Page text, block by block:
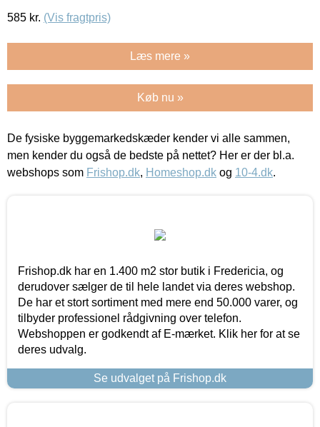
585 kr. (Vis fragtpris)
Læs mere »
Køb nu »
De fysiske byggemarkedskæder kender vi alle sammen,
men kender du også de bedste på nettet? Her er der bl.a.
webshops som Frishop.dk, Homeshop.dk og 10-4.dk.
Frishop.dk har en 1.400 m2 stor butik i Fredericia, og
derudover sælger de til hele landet via deres webshop.
De har et stort sortiment med mere end 50.000 varer, og
tilbyder professionel rådgivning over telefon.
Webshoppen er godkendt af E-mærket. Klik her for at se
deres udvalg.
Se udvalget på Frishop.dk